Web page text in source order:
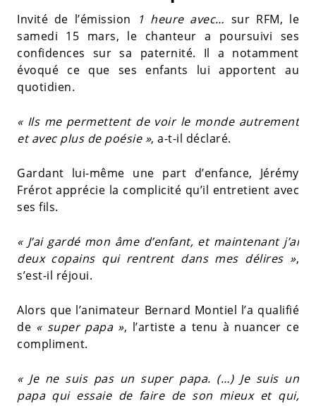
Invité de l’émission 1 heure avec… sur RFM, le
samedi 15 mars, le chanteur a poursuivi ses
confidences sur sa paternité. Il a notamment
évoqué ce que ses enfants lui apportent au
quotidien.
« Ils me permettent de voir le monde autrement
et avec plus de poésie », a-t-il déclaré.
Gardant lui-même une part d’enfance, Jérémy
Frérot apprécie la complicité qu’il entretient avec
ses fils.
« J’ai gardé mon âme d’enfant, et maintenant j’ai
deux copains qui rentrent dans mes délires »,
s’est-il réjoui.
Alors que l’animateur Bernard Montiel l’a qualifié
de « super papa », l’artiste a tenu à nuancer ce
compliment.
« Je ne suis pas un super papa. (…) Je suis un
papa qui essaie de faire de son mieux et qui,